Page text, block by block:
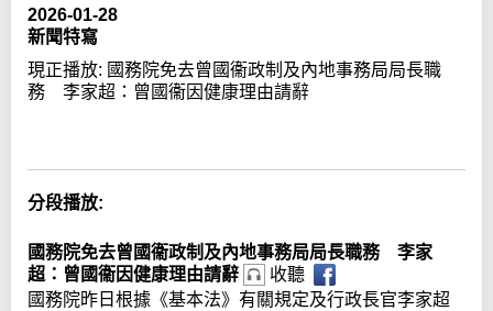
2026-01-28
新聞特寫
現正播放: 國務院免去曾國衞政制及內地事務局局長職
務 李家超：曾國衞因健康理由請辭
分段播放:
國務院免去曾國衞政制及內地事務局局長職務 李家
超：曾國衞因健康理由請辭
收聽
國務院昨日根據《基本法》有關規定及行政長官李家超